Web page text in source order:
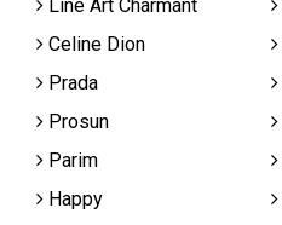
Line Art Charmant
Celine Dion
Prada
Prosun
Parim
Happy